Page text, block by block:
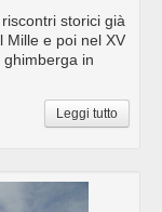
storici già
Mille e poi nel XV
in
Leggi tutto